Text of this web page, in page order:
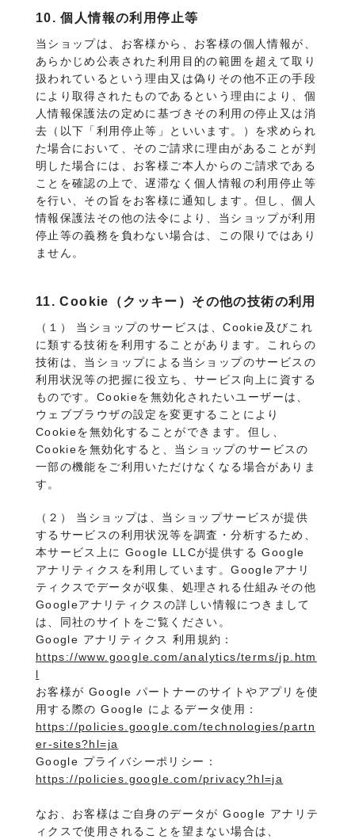
10. 個人情報の利用停止等
当ショップは、お客様から、お客様の個人情報が、
あらかじめ公表された利用目的の範囲を超えて取り
扱われているという理由又は偽りその他不正の手段
により取得されたものであるという理由により、個
人情報保護法の定めに基づきその利用の停止又は消
去（以下「利用停止等」といいます。）を求められ
た場合において、そのご請求に理由があることが判
明した場合には、お客様ご本人からのご請求である
ことを確認の上で、遅滞なく個人情報の利用停止等
を行い、その旨をお客様に通知します。但し、個人
情報保護法その他の法令により、当ショップが利用
停止等の義務を負わない場合は、この限りではあり
ません。
11. Cookie（クッキー）その他の技術の利用
（１） 当ショップのサービスは、Cookie及びこれ
に類する技術を利用することがあります。これらの
技術は、当ショップによる当ショップのサービスの
利用状況等の把握に役立ち、サービス向上に資する
ものです。Cookieを無効化されたいユーザーは、
ウェブブラウザの設定を変更することにより
Cookieを無効化することができます。但し、
Cookieを無効化すると、当ショップのサービスの
一部の機能をご利用いただけなくなる場合がありま
す。
（２） 当ショップは、当ショップサービスが提供
するサービスの利用状況等を調査・分析するため、
本サービス上に Google LLCが提供する Google
アナリティクスを利用しています。Googleアナリ
ティクスでデータが収集、処理される仕組みその他
Googleアナリティクスの詳しい情報につきまして
は、同社のサイトをご覧ください。
Google アナリティクス 利用規約：
https://www.google.com/analytics/terms/jp.htm
l
お客様が Google パートナーのサイトやアプリを使
用する際の Google によるデータ使用：
https://policies.google.com/technologies/partn
er-sites?hl=ja
Google プライバシーポリシー：
https://policies.google.com/privacy?hl=ja
なお、お客様はご自身のデータが Google アナリテ
ィクスで使用されることを望まない場合は、